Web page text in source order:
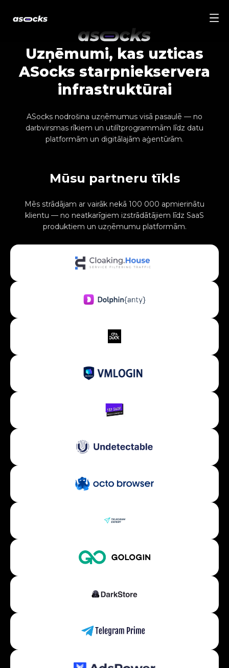
Uzņēmumi, kas uzticas
ASocks starpniekservera
infrastruktūrai
ASocks nodrošina uzņēmumus visā pasaulē — no
darbvirsmas rīkiem un utilītprogrammām līdz datu
platformām un digitālajām aģentūrām.
Mūsu partneru tīkls
Mēs strādājam ar vairāk nekā 100 000 apmierinātu
klientu — no neatkarīgiem izstrādātājiem līdz SaaS
produktiem un uzņēmumu platformām.